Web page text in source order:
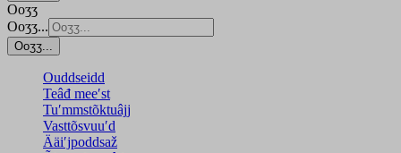
Ooʒʒ
Ooʒʒ...
Ooʒʒ...
Ouddseidd
Teâđ meeʹst
Tuʹmmstõktuâjj
Vasttõsvuuʹd
Ääiʹjpoddsaž